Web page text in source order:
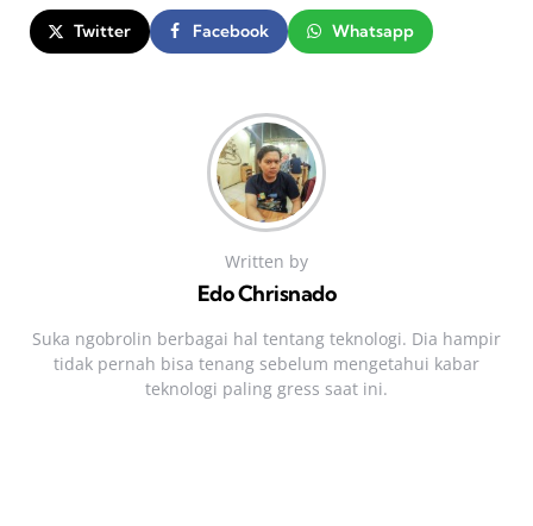
Twitter Facebook Whatsapp
Written by
Edo Chrisnado
Suka ngobrolin berbagai hal tentang teknologi. Dia hampir
tidak pernah bisa tenang sebelum mengetahui kabar
teknologi paling gress saat ini.